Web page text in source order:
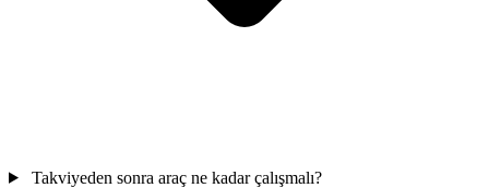
Takviyeden sonra araç ne kadar çalışmalı?